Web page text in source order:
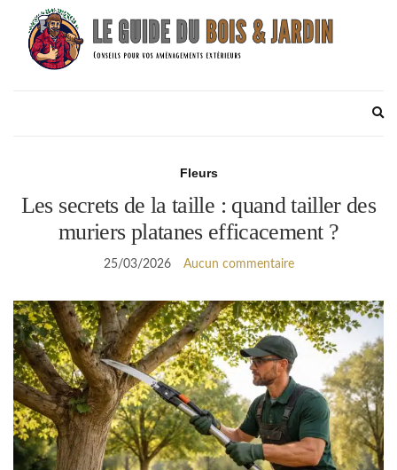
Fleurs
Les secrets de la taille : quand tailler des
muriers platanes efficacement ?
25/03/2026 Aucun commentaire